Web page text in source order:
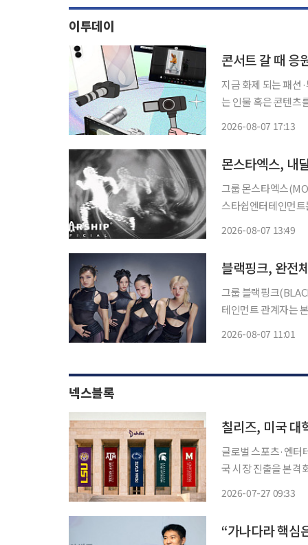
이투데이
콘서트 갈 때
지금 화제 되는 패션
는 인물 혹은 콘텐
2026-08-07 17:13
몬스타엑스, 내
그룹 몬스타엑스
스타쉽엔터테인먼
2026-08-07 13:49
블랙핑크, 완전
그룹 블랙핑크
테인먼트 관계자는
2026-08-07 11:01
넥스블록
칠리즈, 미국 대
글로벌 스포츠·엔터
국 시장 진출을 본격화한다. 칠리즈는 미국 내 첫 팬토큰 및 팬 참여 프
2026-07-27 09:33